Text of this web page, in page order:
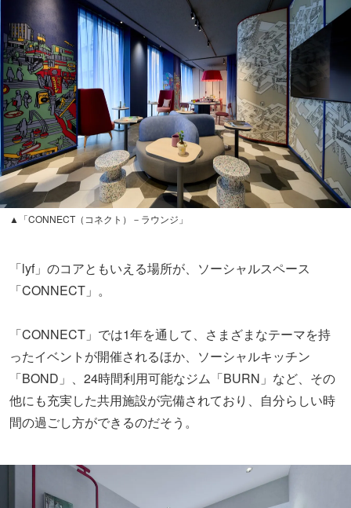
▲「CONNECT（コネクト）－ラウンジ」
「lyf」のコアともいえる場所が、ソーシャルスペース
「CONNECT」。
「CONNECT」では1年を通して、さまざまなテーマを持
ったイベントが開催されるほか、ソーシャルキッチン
「BOND」、24時間利用可能なジム「BURN」など、その
他にも充実した共用施設が完備されており、自分らしい時
間の過ごし方ができるのだそう。